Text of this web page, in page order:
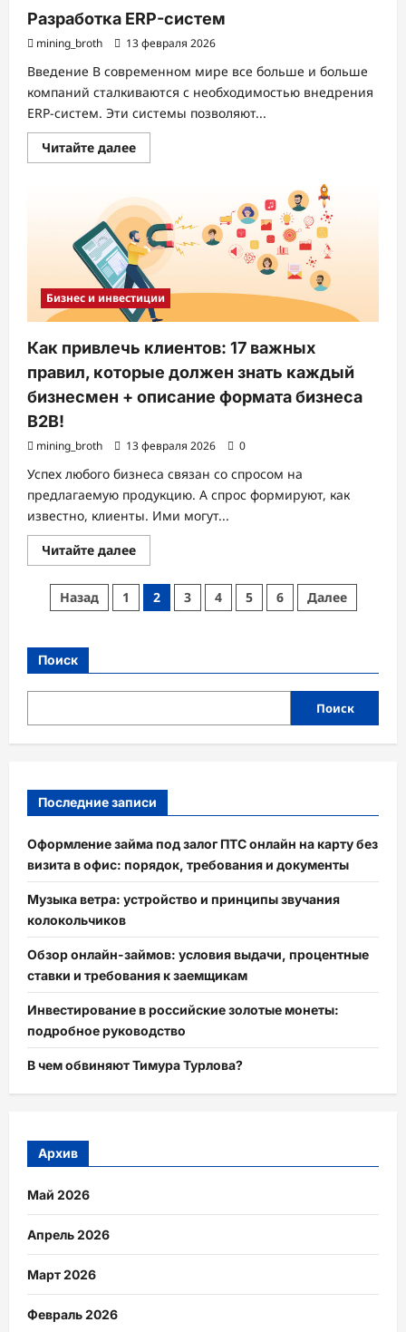
Разработка ERP-систем
mining_broth 13 февраля 2026
Введение В современном мире все больше и больше
компаний сталкиваются с необходимостью внедрения
ERP-систем. Эти системы позволяют...
Читайте далееПрочитать
больше
ERP-
систем
Бизнес и инвестиции
Как привлечь клиентов: 17 важных
правил, которые должен знать каждый
бизнесмен + описание формата бизнеса
B2B!
mining_broth 13 февраля 2026 0
Успех любого бизнеса связан со спросом на
предлагаемую продукцию. А спрос формируют, как
известно, клиенты. Ими могут...
Читайте далееПрочитать
больше
Как
привлечь
клиентов:
должен
знать
+
Пагинация
Назад 1 2 3 4 5 6 Далее
Поиск
Поиск
Последние записи
Оформление займа под залог ПТС онлайн на карту без
визита в офис: порядок, требования и документы
Музыка ветра: устройство и принципы звучания
колокольчиков
Обзор онлайн-займов: условия выдачи, процентные
ставки и требования к заемщикам
Инвестирование в российские золотые монеты:
подробное руководство
В чем обвиняют Тимура Турлова?
Архив
Май 2026
Апрель 2026
Март 2026
Февраль 2026